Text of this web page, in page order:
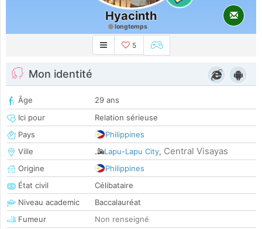
Hyacinth
longtemps
5
Mon identité
Âge
29 ans
Ici pour
Relation sérieuse
Pays
Philippines
Ville
Lapu-Lapu City, Central Visayas
Origine
Philippines
État civil
Célibataire
Niveau academic
Baccalauréat
Fumeur
Non renseigné